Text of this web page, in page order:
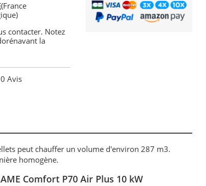
(France
contacter. Notez
la
0 Avis
peut chauffer un volume d'environ 287 m3.
homogène.
Comfort P70 Air Plus 10 kW